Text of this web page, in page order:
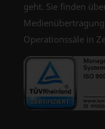
geht. Sie finden
Operationssäle in